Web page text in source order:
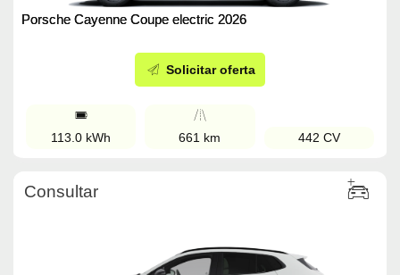
Porsche Cayenne Coupe electric 2026
Solicitar oferta
113.0 kWh 661 km 442 CV
Consultar